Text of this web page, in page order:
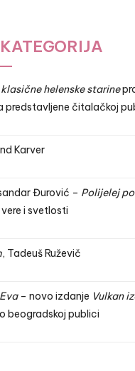
helenske starine
predstavljene čitalačkoj
Karver
Đurović – Polijelej
i svetlosti
, Tadeuš Ruževič
– novo izdanje Vulkan
beogradskoj publici